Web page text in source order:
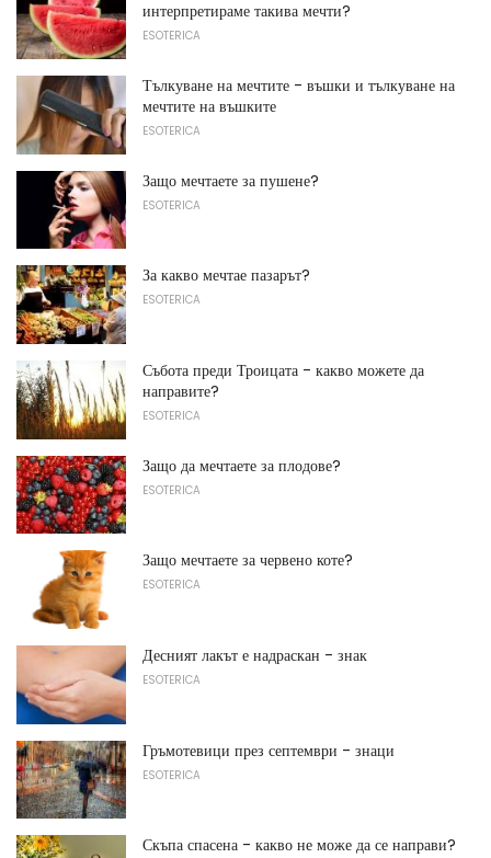
интерпретираме такива мечти?
ESOTERICA
Тълкуване на мечтите - въшки и тълкуване на
мечтите на въшките
ESOTERICA
Защо мечтаете за пушене?
ESOTERICA
За какво мечтае пазарът?
ESOTERICA
Събота преди Троицата - какво можете да
направите?
ESOTERICA
Защо да мечтаете за плодове?
ESOTERICA
Защо мечтаете за червено коте?
ESOTERICA
Десният лакът е надраскан - знак
ESOTERICA
Гръмотевици през септември - знаци
ESOTERICA
Скъпа спасена - какво не може да се направи?